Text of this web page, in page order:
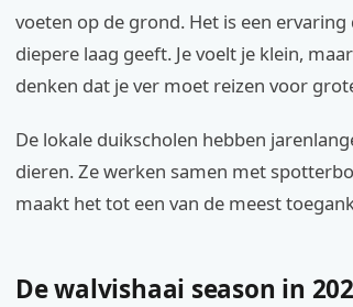
voeten op de grond. Het is een
diepere laag geeft. Je voelt je klein,
denken dat je ver moet reizen voor
De lokale duikscholen hebben
dieren. Ze werken samen met
maakt het tot een van de meest
De walvishaai season in